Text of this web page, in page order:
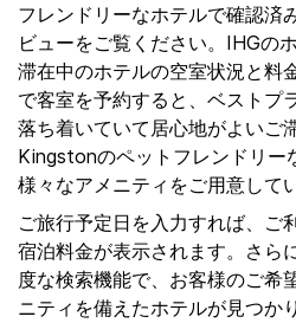
フレンドリーなホテルで確認済
ビューをご覧ください。IHGの
滞在中のホテルの空室状況と料
で客室を予約すると、ベストプ
落ち着いていて居心地がよいご
Kingstonのペットフレンドリー
様々なアメニティをご用意して
ご旅行予定日を入力すれば、ご
宿泊料金が表示されます。さら
度な検索機能で、お客様のご希
ニティを備えたホテルが見つか